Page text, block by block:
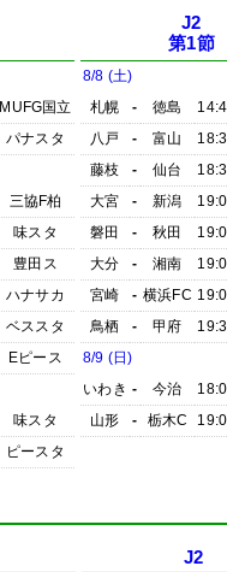
MUFG国立
パナスタ
三協F柏
味スタ
豊田ス
ハナサカ
ベススタ
Eピース
味スタ
ピースタ
J2
第1節
8/8 (土)
札幌
- 徳島
八戸
- 富山
藤枝
- 仙台
大宮
- 新潟
磐田
- 秋田
大分
- 湘南
宮崎
- 横浜FC
鳥栖
- 甲府
8/9 (日)
いわき - 今治
山形
- 栃木C
J2